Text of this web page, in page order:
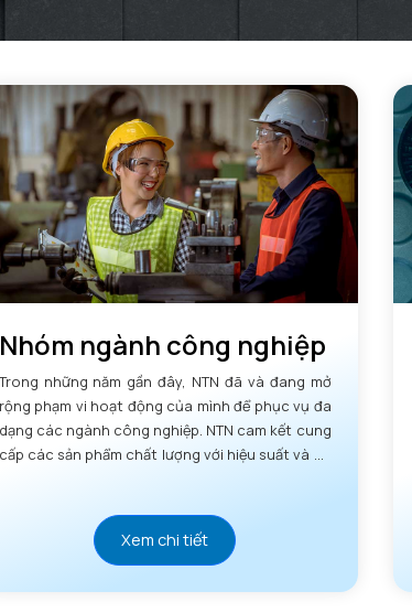
C0a -
N lim -
N lim -
Tmin -
Tmax -
Db max
ras max
Nhóm ngành công nghiệp
Trong những năm gần đây, NTN đã và đang mở
rộng phạm vi hoạt động của mình để phục vụ đa
dạng các ngành công nghiệp. NTN cam kết cung
cấp các sản phẩm chất lượng với hiệu suất và độ
Xem chi tiết